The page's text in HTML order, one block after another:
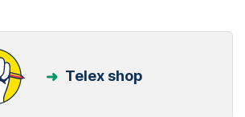
Telex shop